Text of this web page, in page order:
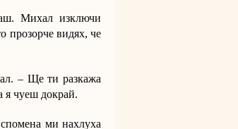
Михал изключи
прозорче видях, че
– Ще ти разкажа
я чуеш докрай.
ми нахлуха